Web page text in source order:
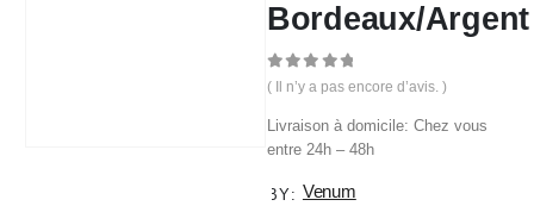
Bordeaux/Argent
0out of 5
( Il n’y a pas encore d’avis. )
Livraison à domicile: Chez vous
entre 24h – 48h
BY: Venum